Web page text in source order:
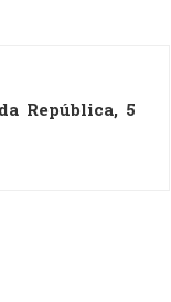
República, 5